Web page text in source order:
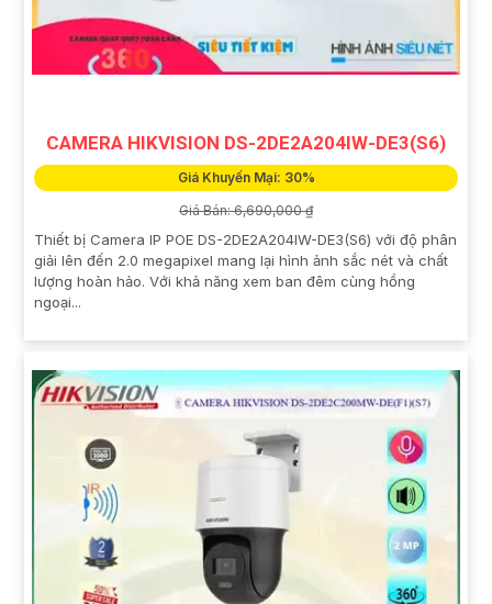
CAMERA HIKVISION DS-2DE2A204IW-DE3(S6)
Giá Khuyến Mại: 30%
Giá Bán: 6,690,000 ₫
Thiết bị Camera IP POE DS-2DE2A204IW-DE3(S6) với độ phân
giải lên đến 2.0 megapixel mang lại hình ảnh sắc nét và chất
lượng hoàn hảo. Với khả năng xem ban đêm cùng hồng
ngoại...